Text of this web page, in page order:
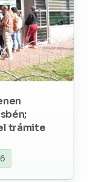
trámite